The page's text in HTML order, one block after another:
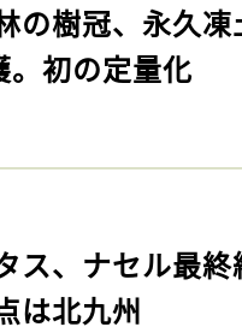
の樹冠、永久
初の定量化
ス、ナセル最
は北九州